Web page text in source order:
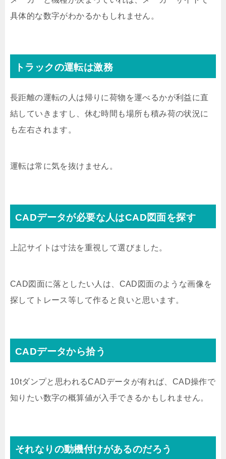
具体的な数字がわかるかもしれません。
トラックの運転は激務
長距離の運転の人は帰りに荷物を運べるかが利益に直
結していきますし、休む時間も場所も積み荷の状況に
も左右されます。
運転は常に気を抜けません。
CADデータが必要な人はCAD図面を探す
上記サイトは寸法を重視して選びました。
CAD図面に落としたい人は、CAD図面のような画像を
探してトレース等して作ると良いと思います。
CADデータから拾う
10tダンプと思われるCADデータが有れば、CAD操作で
知りたい数字の概算値が入手できるかもしれません。
それなりの動機付けがあるのだろう